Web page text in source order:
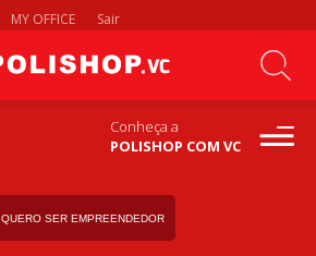
MY OFFICE Sair
Conheça a
POLISHOP COM VC
QUERO SER EMPREENDEDOR